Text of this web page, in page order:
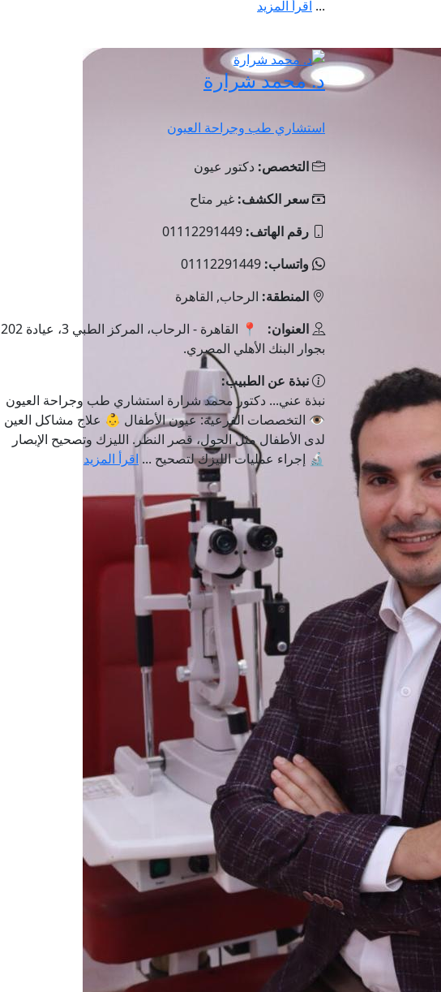
... اقرأ المزيد
د. محمد شرارة
استشاري طب وجراحة العيون
التخصص: دكتور عيون
سعر الكشف: غير متاح
رقم الهاتف: 01112291449
واتساب: 01112291449
المنطقة: الرحاب, القاهرة
العنوان:
📍 القاهرة - الرحاب، المركز الطبي 3، عيادة 202
بجوار البنك الأهلي المصري.
نبذة عن الطبيب:
نبذة عني... دكتور محمد شرارة استشاري طب وجراحة العيون
👁️ التخصصات الفرعية: عيون الأطفال 👶 علاج مشاكل العين
لدى الأطفال مثل الحول، قصر النظر. الليزك وتصحيح الإبصار
🔬 إجراء عمليات الليزك لتصحيح ... اقرأ المزيد